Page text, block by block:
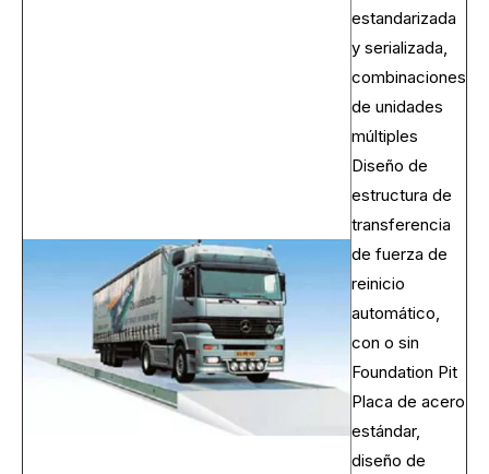
estandarizada
y serializada,
combinaciones
de unidades
múltiples
Diseño de
estructura de
transferencia
de fuerza de
reinicio
automático,
con o sin
Foundation Pit
Placa de acero
estándar,
diseño de